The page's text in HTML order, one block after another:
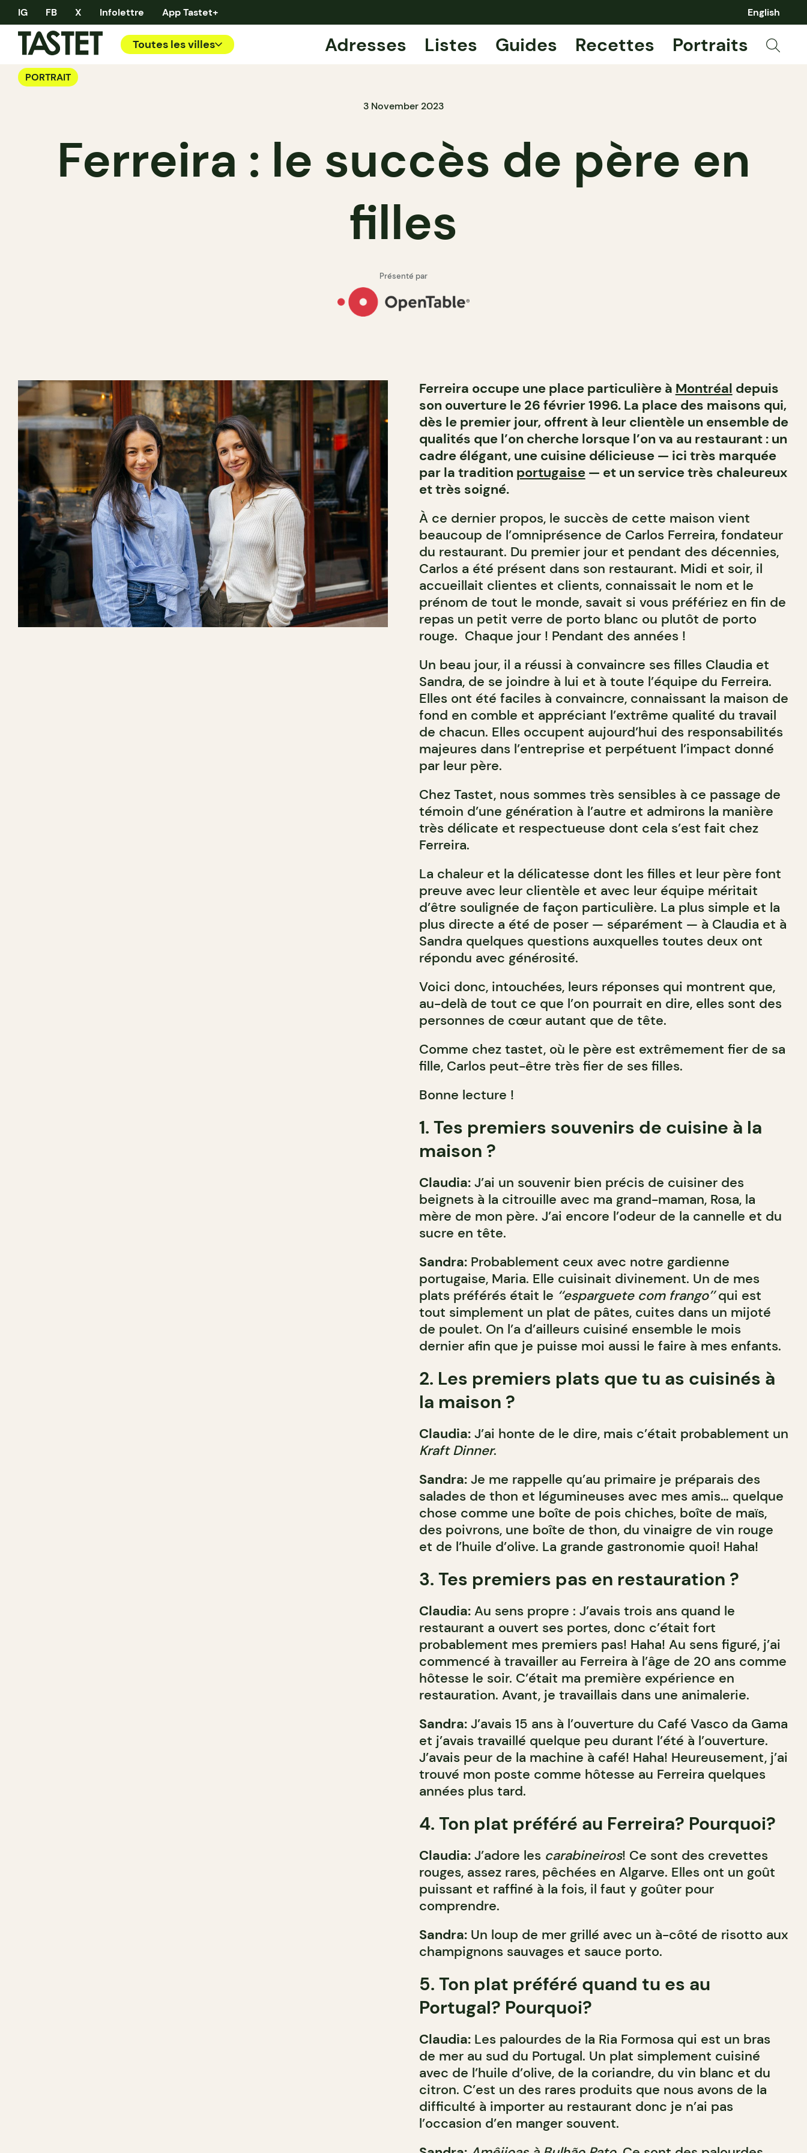
IG FB X Infolettre App Tastet+ English
Toutes les villes Adresses Listes Guides Recettes Portraits
PORTRAIT
3 November 2023
Ferreira : le succès de père en
filles
Présenté par
Ferreira occupe une place particulière à Montréal depuis
son ouverture le 26 février 1996. La place des maisons qui,
dès le premier jour, offrent à leur clientèle un ensemble de
qualités que l’on cherche lorsque l’on va au restaurant : un
cadre élégant, une cuisine délicieuse — ici très marquée
par la tradition portugaise— et un service très chaleureux
et très soigné.
À ce dernier propos, le succès de cette maison vient
beaucoup de l’omniprésence de Carlos Ferreira, fondateur
du restaurant. Du premier jour et pendant des décennies,
Carlos a été présent dans son restaurant. Midi et soir, il
accueillait clientes et clients, connaissait le nom et le
prénom de tout le monde, savait si vous préfériez en fin de
repas un petit verre de porto blanc ou plutôt de porto
rouge. Chaque jour ! Pendant des années !
Un beau jour, il a réussi à convaincre ses filles Claudia et
Sandra, de se joindre à lui et à toute l’équipe du Ferreira.
Elles ont été faciles à convaincre, connaissant la maison de
fond en comble et appréciant l’extrême qualité du travail
de chacun. Elles occupent aujourd’hui des responsabilités
majeures dans l’entreprise et perpétuent l’impact donné
par leur père.
Chez Tastet, nous sommes très sensibles à ce passage de
témoin d’une génération à l’autre et admirons la manière
très délicate et respectueuse dont cela s’est fait chez
Ferreira.
La chaleur et la délicatesse dont les filles et leur père font
preuve avec leur clientèle et avec leur équipe méritait
d’être soulignée de façon particulière. La plus simple et la
plus directe a été de poser — séparément — à Claudia et à
Sandra quelques questions auxquelles toutes deux ont
répondu avec générosité.
Voici donc, intouchées, leurs réponses qui montrent que,
au-delà de tout ce que l’on pourrait en dire, elles sont des
personnes de cœur autant que de tête.
Comme chez tastet, où le père est extrêmement fier de sa
fille, Carlos peut-être très fier de ses filles.
Bonne lecture !
1. Tes premiers souvenirs de cuisine à la
maison ?
Claudia:J’ai un souvenir bien précis de cuisiner des
beignets à la citrouille avec ma grand-maman, Rosa, la
mère de mon père. J’ai encore l’odeur de la cannelle et du
sucre en tête.
Sandra:Probablement ceux avec notre gardienne
portugaise, Maria. Elle cuisinait divinement. Un de mes
plats préférés était le ‘‘esparguete com frango’’qui est
tout simplement un plat de pâtes, cuites dans un mijoté
de poulet. On l’a d’ailleurs cuisiné ensemble le mois
dernier afin que je puisse moi aussi le faire à mes enfants.
2. Les premiers plats que tu as cuisinés à
la maison ?
Claudia:J’ai honte de le dire, mais c’était probablement un
Kraft Dinner.
Sandra:Je me rappelle qu’au primaire je préparais des
salades de thon et légumineuses avec mes amis… quelque
chose comme une boîte de pois chiches, boîte de maïs,
des poivrons, une boîte de thon, du vinaigre de vin rouge
et de l’huile d’olive. La grande gastronomie quoi! Haha!
3. Tes premiers pas en restauration ?
Claudia:Au sens propre : J’avais trois ans quand le
restaurant a ouvert ses portes, donc c’était fort
probablement mes premiers pas! Haha! Au sens figuré, j’ai
commencé à travailler au Ferreira à l’âge de 20 ans comme
hôtesse le soir. C’était ma première expérience en
restauration. Avant, je travaillais dans une animalerie.
Sandra:J’avais 15 ans à l’ouverture du Café Vasco da Gama
et j’avais travaillé quelque peu durant l’été à l’ouverture.
J’avais peur de la machine à café! Haha! Heureusement, j’ai
trouvé mon poste comme hôtesse au Ferreira quelques
années plus tard.
4. Ton plat préféré au Ferreira? Pourquoi?
Claudia:J’adore les carabineiros! Ce sont des crevettes
rouges, assez rares, pêchées en Algarve. Elles ont un goût
puissant et raffiné à la fois, il faut y goûter pour
comprendre.
Sandra:Un loup de mer grillé avec un à-côté de risotto aux
champignons sauvages et sauce porto.
5. Ton plat préféré quand tu es au
Portugal? Pourquoi?
Claudia:Les palourdes de la Ria Formosa qui est un bras
de mer au sud du Portugal. Un plat simplement cuisiné
avec de l’huile d’olive, de la coriandre, du vin blanc et du
citron. C’est un des rares produits que nous avons de la
difficulté à importer au restaurant donc je n’ai pas
l’occasion d’en manger souvent.